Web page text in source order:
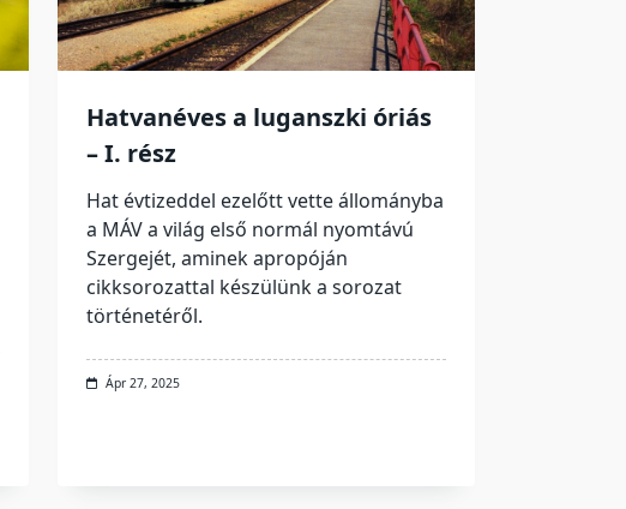
Hatvanéves a luganszki óriás
– I. rész
Hat évtizeddel ezelőtt vette állományba
a MÁV a világ első normál nyomtávú
Szergejét, aminek apropóján
cikksorozattal készülünk a sorozat
történetéről.
Ápr 27, 2025